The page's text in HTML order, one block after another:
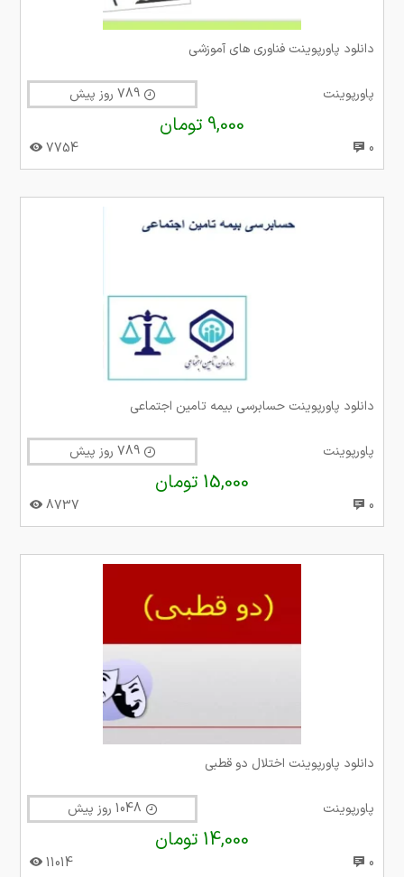
دانلود پاورپوینت فناوری های آموزشی
پاورپوینت 789 روز پیش
9,000 تومان
0
7754
دانلود پاورپوینت حسابرسی بیمه تامین اجتماعی
پاورپوینت 789 روز پیش
15,000 تومان
0
8737
دانلود پاورپوینت اختلال دو قطبی
پاورپوینت
14,000 تومان
0
11014